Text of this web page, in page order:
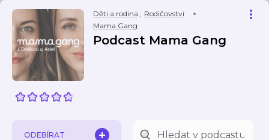
Děti a rodina , Rodičovství
Mama Gang
Podcast Mama Gang
ODEBÍRAT